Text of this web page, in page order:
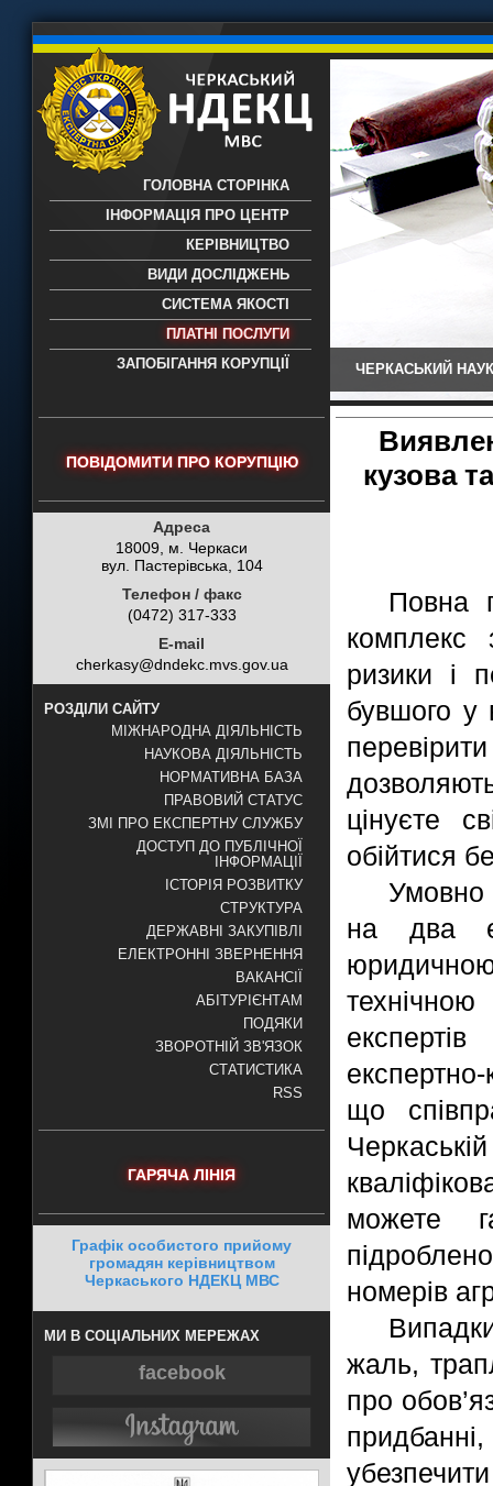
науково-дослідний експертно-
- проведення всих видів судових
експертиз
ГОЛОВНА СТОРІНКА
ІНФОРМАЦІЯ ПРО ЦЕНТР
КЕРІВНИЦТВО
ВИДИ ДОСЛІДЖЕНЬ
СИСТЕМА ЯКОСТІ
ПЛАТНІ ПОСЛУГИ
ЗАПОБІГАННЯ КОРУПЦІЇ
ЧЕРКАСЬКИЙ
ПОВІДОМИТИ ПРО КОРУПЦІЮ
Адреса
18009, м. Черкаси
вул. Пастерівська, 104
Телефон / факс
(0472) 317-333
E-mail
cherkasy@dndekc.mvs.gov.ua
РОЗДІЛИ САЙТУ
МІЖНАРОДНА ДІЯЛЬНІСТЬ
НАУКОВА ДІЯЛЬНІСТЬ
НОРМАТИВНА БАЗА
ПРАВОВИЙ СТАТУС
ЗМІ ПРО ЕКСПЕРТНУ СЛУЖБУ
ДОСТУП ДО ПУБЛІЧНОЇ
ІНФОРМАЦІЇ
ІСТОРІЯ РОЗВИТКУ
СТРУКТУРА
ДЕРЖАВНІ ЗАКУПІВЛІ
ЕЛЕКТРОННІ ЗВЕРНЕННЯ
ВАКАНСІЇ
АБІТУРІЄНТАМ
ПОДЯКИ
ЗВОРОТНІЙ ЗВ'ЯЗОК
СТАТИСТИКА
RSS
ГАРЯЧА ЛІНІЯ
Графік особистого прийому
громадян керівництвом
Черкаського НДЕКЦ МВС
МИ В СОЦІАЛЬНИХ МЕРЕЖАХ
facebook
кузова
Повна
комплекс
ризики і
бувшого у
цінуєте
обійтися
Умовно
на два
що
можете
номерів
жаль,
про